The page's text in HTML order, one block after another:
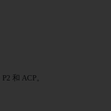
P2 和 ACP。